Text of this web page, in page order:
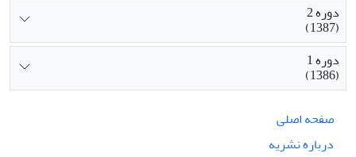
دوره 2
(1387)
دوره 1
(1386)
صفحه اصلی
درباره نشریه